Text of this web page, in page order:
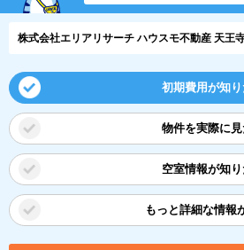
株式会社エリアリサーチ ハウスモ不動産 天王
初期費用が知
物件を実際に
空室情報が知
もっと詳細な情報